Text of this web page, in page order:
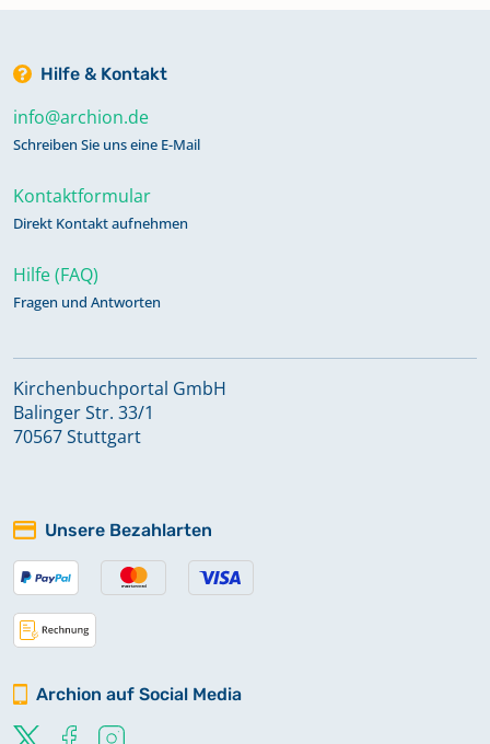
Hilfe & Kontakt
info@archion.de
Schreiben Sie uns eine E-Mail
Kontaktformular
Direkt Kontakt aufnehmen
Hilfe (FAQ)
Fragen und Antworten
Kirchenbuchportal GmbH
Balinger Str. 33/1
70567 Stuttgart
Unsere Bezahlarten
Archion auf Social Media